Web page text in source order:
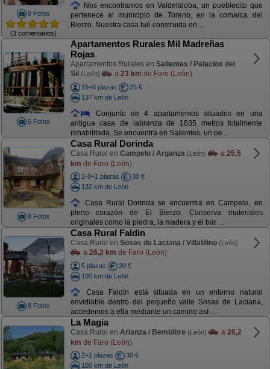
8 Fotos
(3 comentarios)
Nos encontramos en Valdelaloba, un pueblecito que
pertenece al municipio de Toreno, en la comarca del
Bierzo. Nuestra casa fué construida en ...
6 Fotos
Apartamentos Rurales Mil Madreñas
Rojas
Apartamentos Rurales en Salientes / Palacios del
Sil (León) a 23 km de Faro (León)
19+6 plazas
25 €
137 km de León
Conjunto de 4 apartamentos situados en una
antigua casa de labranza de 1835 metros totalmente
rehabilitada. Se encuentra en Salientes, un pe ...
8 Fotos
Casa Rural Dorinda
Casa Rural en Campelo / Arganza (León) a 25,5
km de Faro (León)
2-8+1 plazas
30 €
132 km de León
Casa Rural Dorinda se encuentra en Campelo, en
pleno corazón de El Bierzo. Conserva materiales
originales como la piedra, la madera y el bar ...
8 Fotos
Casa Rural Faldin
Casa Rural en Sosas de Laciana / Villablino (León)
a 26,2 km de Faro (León)
5 plazas
20 €
100 km de León
Casa Faldín está situada en un entorno natural
envidiable dentro del pequeño valle Sosas de Laciana,
accedemos a ella mediante un camino asf ...
La Magia
Casa Rural en Arlanza / Bembibre (León) a 26,2
km de Faro (León)
2+1 plazas
30 €
100 km de León